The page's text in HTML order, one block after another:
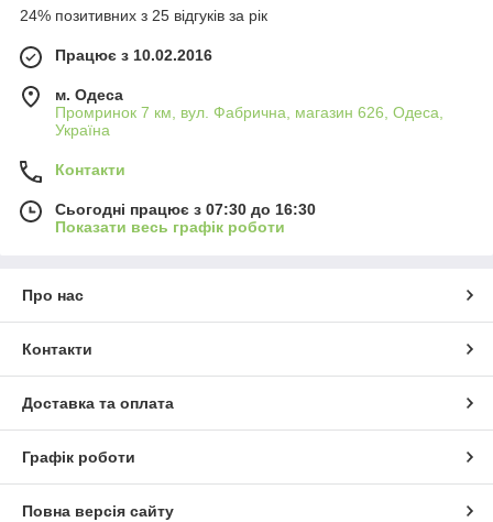
24% позитивних з 25 відгуків за рік
Працює з 10.02.2016
м. Одеса
Промринок 7 км, вул. Фабрична, магазин 626, Одеса,
Україна
Контакти
Сьогодні працює з 07:30 до 16:30
Показати весь графік роботи
Про нас
Контакти
Доставка та оплата
Графік роботи
Повна версія сайту